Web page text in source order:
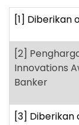
[1] Diberikan
[2]
Innovations
Banker
[3] Diberikan